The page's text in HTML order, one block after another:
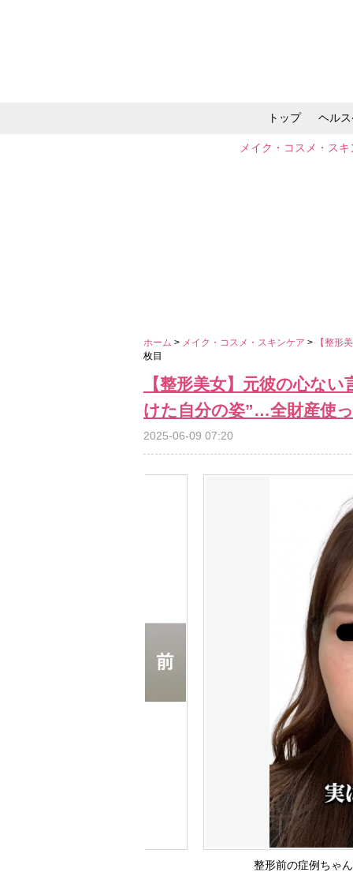
トップ ヘル
メイク・コスメ・ス
ホーム > メイク・コスメ・スキンケア >
【整形
枚目
【整形美女】元彼の心な
けた自分の姿”…全財産使
2025-06-09 07:20
整形前の症例ちゃ